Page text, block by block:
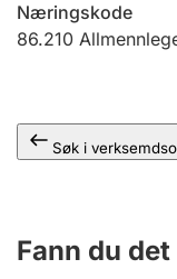
Andre tema
Næringskode
86.210
Søk i
Fann du